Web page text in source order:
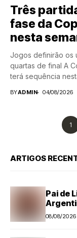
Três
fase da
nesta
Jogos definirão os
quartas de final A
terá sequência
BYADMIN 04/08/2026
1
ARTIGOS
Pai de
08/08/2026